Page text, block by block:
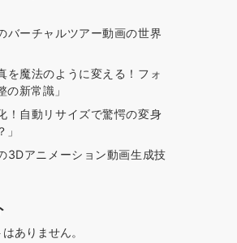
バーチャルツアー動画の世界
を魔法のように変える！フォ
新常識」
！自動リサイズで驚愕の変身
3Dアニメーション動画生成技
ありません。